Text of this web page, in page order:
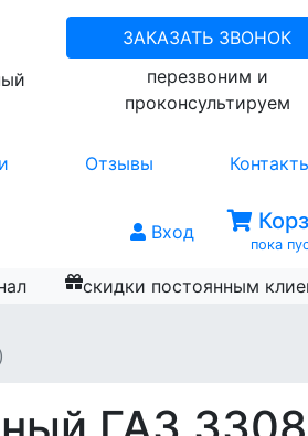
ЗАКАЗАТЬ ЗВОНОК
перезвоним и
проконсультируем
Отзывы
Вход
пока
скидки постоянным